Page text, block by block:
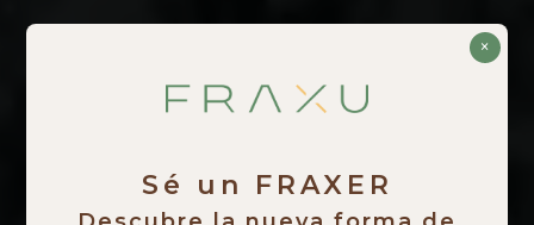
×
Sé un FRAXER